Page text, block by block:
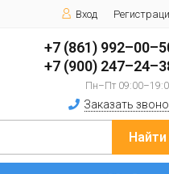
Вход
+7 (861)
+7 (900)
Пн–Пт
Заказать
Найти